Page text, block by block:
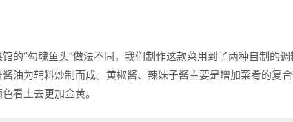
的“勾魂⻥头”做法不同，我们制作这款菜⽤到了两种⾃制的
油为辅料炒制而成。⻩椒酱、辣妹⼦酱主要是增加菜肴的复
看上去更加⾦⻩。